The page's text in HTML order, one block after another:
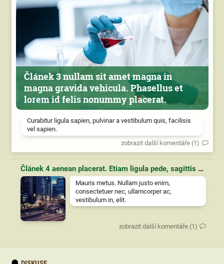
Článek 3 nullam sit amet magna in
magna gravida vehicula. Phasellus et
lorem id felis nonummy placerat.
Curabitur ligula sapien, pulvinar a vestibulum quis, facilisis
vel sapien.
zobrazit další komentáře (1)
Článek 4 aenean placerat. Etiam ligula pede, sagittis quis, interdum ultricies, scelerisque eu.
Mauris metus. Nullam justo enim,
consectetuer nec, ullamcorper ac,
vestibulum in, elit.
zobrazit další komentáře (1)